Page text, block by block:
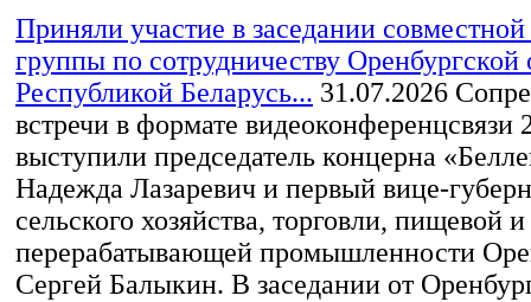
Приняли участие в заседании
группы по сотрудничеству Оренбургской
Республикой Беларусь... 31.07.2026
встречи в формате видеоконференцсвязи
выступили председатель концерна
Надежда Лазаревич и первый вице-
сельского хозяйства, торговли, пищевой и
перерабатывающей промышленности
Сергей Балыкин. В заседании от